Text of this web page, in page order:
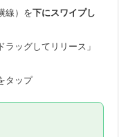
線）を下にスワイプし
ラッグしてリリース」
タップ